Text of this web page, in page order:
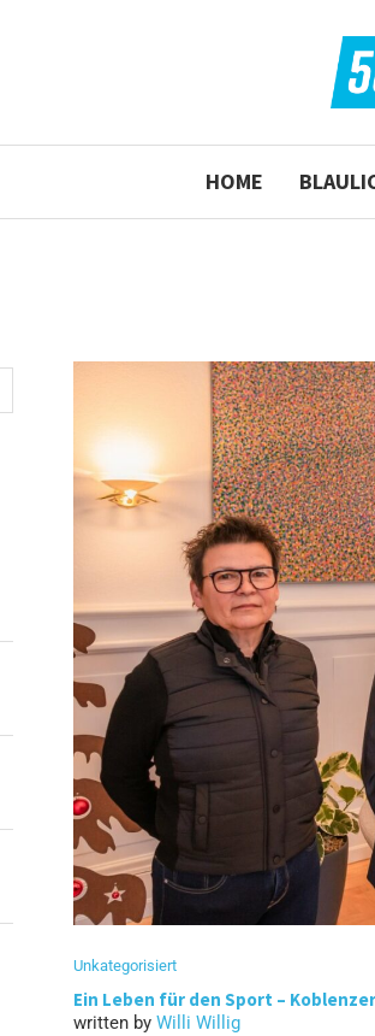
HOME
Unkategorisiert
Ein Leben für den Sport –
written by Willi Willig